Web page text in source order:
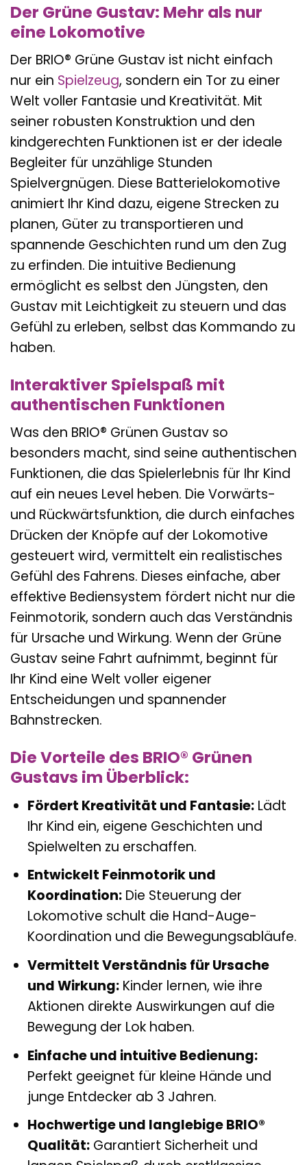
Der Grüne Gustav: Mehr als nur
eine Lokomotive
Der BRIO® Grüne Gustav ist nicht einfach
nur ein Spielzeug, sondern ein Tor zu einer
Welt voller Fantasie und Kreativität. Mit
seiner robusten Konstruktion und den
kindgerechten Funktionen ist er der ideale
Begleiter für unzählige Stunden
Spielvergnügen. Diese Batterielokomotive
animiert Ihr Kind dazu, eigene Strecken zu
planen, Güter zu transportieren und
spannende Geschichten rund um den Zug
zu erfinden. Die intuitive Bedienung
ermöglicht es selbst den Jüngsten, den
Gustav mit Leichtigkeit zu steuern und das
Gefühl zu erleben, selbst das Kommando zu
haben.
Interaktiver Spielspaß mit
authentischen Funktionen
Was den BRIO® Grünen Gustav so
besonders macht, sind seine authentischen
Funktionen, die das Spielerlebnis für Ihr Kind
auf ein neues Level heben. Die Vorwärts-
und Rückwärtsfunktion, die durch einfaches
Drücken der Knöpfe auf der Lokomotive
gesteuert wird, vermittelt ein realistisches
Gefühl des Fahrens. Dieses einfache, aber
effektive Bediensystem fördert nicht nur die
Feinmotorik, sondern auch das Verständnis
für Ursache und Wirkung. Wenn der Grüne
Gustav seine Fahrt aufnimmt, beginnt für
Ihr Kind eine Welt voller eigener
Entscheidungen und spannender
Bahnstrecken.
Die Vorteile des BRIO® Grünen
Gustavs im Überblick:
Fördert Kreativität und Fantasie:Lädt
Ihr Kind ein, eigene Geschichten und
Spielwelten zu erschaffen.
Entwickelt Feinmotorik und
Koordination:Die Steuerung der
Lokomotive schult die Hand-Auge-
Koordination und die Bewegungsabläufe.
Vermittelt Verständnis für Ursache
und Wirkung:Kinder lernen, wie ihre
Aktionen direkte Auswirkungen auf die
Bewegung der Lok haben.
Einfache und intuitive Bedienung:
Perfekt geeignet für kleine Hände und
junge Entdecker ab 3 Jahren.
Hochwertige und langlebige BRIO®
Qualität:Garantiert Sicherheit und